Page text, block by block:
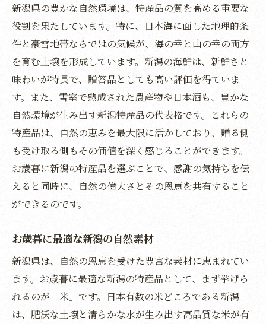
新潟の米と酒で贈るお歳暮の魅力
新潟の地酒と米の贈答品としての価値
新潟の米と酒が伝える風土の味
雪室米の秘密を知りお歳暮に選ぶ理由
雪室米が持つ独特の風味とは
お歳暮に最適な雪室米の魅力
雪室米の選び方と贈答の価値
新潟の雪室米がもたらす特別な味
雪室米の特徴とお歳暮としての利点
新潟特産で季節感を贈るお歳暮の魅力
季節感重視の新潟特産品お歳暮
新潟特産品がもたらす季節の味わい
お歳暮に選ぶ新潟特産品の魅力
新潟特産で贈る季節感あふれる贈り物
新潟県の豊かな自然環境は、特産品の質を高める重要な
役割を果たしています。特に、日本海に面した地理的条
件と豪雪地帯ならではの気候が、海の幸と山の幸の両方
を育む土壌を形成しています。新潟の海鮮は、新鮮さと
味わいが特長で、贈答品としても高い評価を得ていま
す。また、雪室で熟成された農産物や日本酒も、豊かな
自然環境が生み出す新潟特産品の代表格です。これらの
特産品は、自然の恵みを最大限に活かしており、贈る側
も受け取る側もその価値を深く感じることができます。
お歳暮に新潟の特産品を選ぶことで、感謝の気持ちを伝
えると同時に、自然の偉大さとその恩恵を共有すること
ができるのです。
お歳暮に最適な新潟の自然素材
新潟県は、自然の恩恵を受けた豊富な素材に恵まれてい
ます。お歳暮に最適な新潟の特産品として、まず挙げら
れるのが「米」です。日本有数の米どころである新潟
は、肥沃な土壌と清らかな水が生み出す高品質な米が有